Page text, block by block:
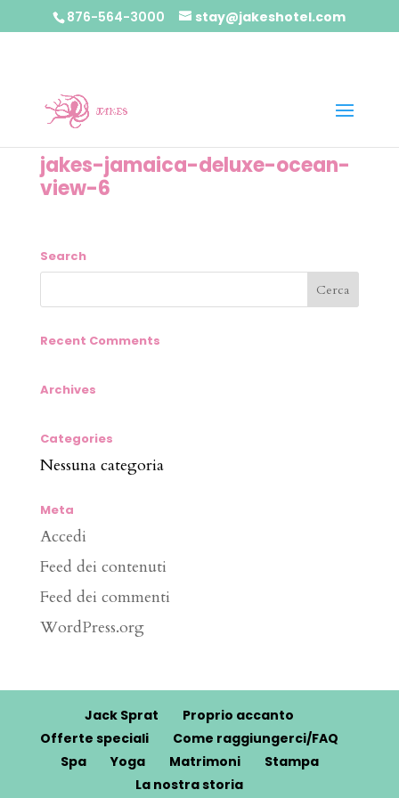
876-564-3000 stay@jakeshotel.com
jakes-jamaica-deluxe-ocean-
view-6
Search
Recent Comments
Archives
Categories
Nessuna categoria
Meta
Accedi
Feed dei contenuti
Feed dei commenti
WordPress.org
Jack Sprat
Proprio accanto
Offerte speciali
Come raggiungerci/FAQ
Spa
Yoga Matrimoni
Stampa
La nostra storia